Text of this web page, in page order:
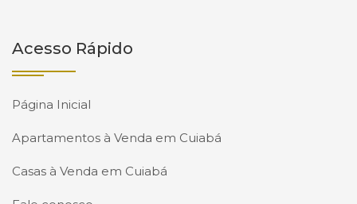
Acesso Rápido
Página Inicial
Apartamentos à Venda em Cuiabá
Casas à Venda em Cuiabá